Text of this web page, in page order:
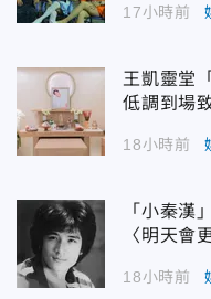
17小時前
王凱靈堂
低調到場
18小時前
「小秦
〈明天會
18小時前